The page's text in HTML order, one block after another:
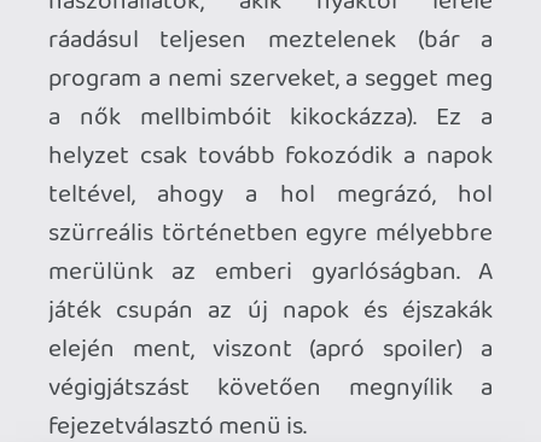
Anselmot (többnyire) belső nézetből
irányítjuk, és így végezzük el az aktuális
feladatot. Ezek javarészt egyszerű
dolgok, pl. zöldségek megöntözése, a
vége felé van csupán egy bonyolultabb
fejtörő. A játék grafikája nagyrészt
vásárolt assetekből épül fel, de ezt jól
palástolja a fekete-fehér színvilág,
amihez passzolnak az egész képernyős,
némafilmes dialógusok (szinkron sincs
amúgy). Az animációkat azonban nem,
azok többsége borzalmasan béna,
ellenben tetszett az a megoldás, hogy
egyes jelenetnél (pl. a már említett
öntözésnél) valódi filmfelvételeket adtak